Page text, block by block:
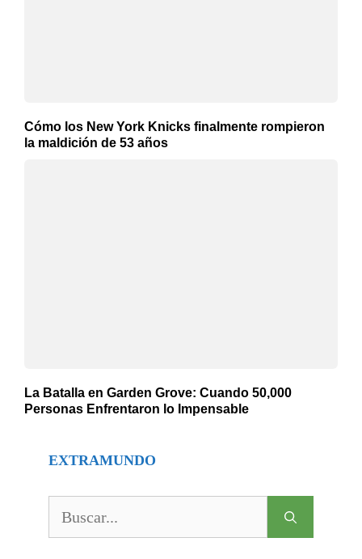
Cómo los New York Knicks finalmente rompieron
la maldición de 53 años
La Batalla en Garden Grove: Cuando 50,000
Personas Enfrentaron lo Impensable
EXTRAMUNDO